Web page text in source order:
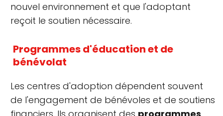
nouvel environnement et que l'adoptant
reçoit le soutien nécessaire.
Programmes d'éducation et de
bénévolat
Les centres d'adoption dépendent souvent
de l'engagement de bénévoles et de soutiens